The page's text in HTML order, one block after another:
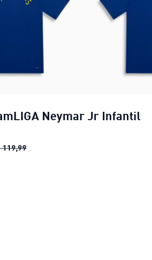
Neymar Jr Infantil
119,99Camisa teamLIGA Neymar Jr